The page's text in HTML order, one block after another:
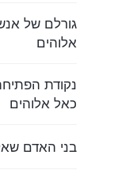
גורלם של
אלוהים
נקודת
כאל אלוהים
בני האדם